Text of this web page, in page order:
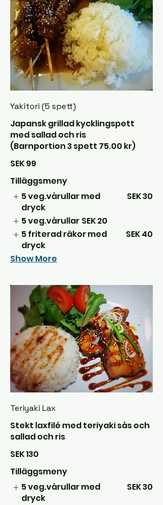
Yakitori (5 spett)
Japansk grillad kycklingspett
med sallad och ris
(Barnportion 3 spett 75.00 kr)
SEK 99
Tilläggsmeny
5 veg.vårullar med
dryck
SEK 30
5 veg.vårullar SEK 20
5 friterad räkor med
dryck
SEK 40
Show More
Teriyaki Lax
Stekt laxfilé med teriyaki sås och
sallad och ris
SEK 130
Tilläggsmeny
5 veg.vårullar med
dryck
SEK 30